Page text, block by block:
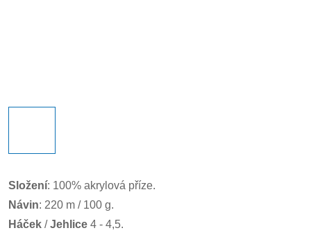
Složení: 100% akrylová příze.
Návin: 220 m / 100 g.
Háček /Jehlice 4 - 4,5.